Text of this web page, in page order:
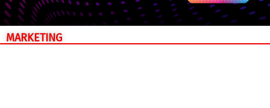
MARKETING